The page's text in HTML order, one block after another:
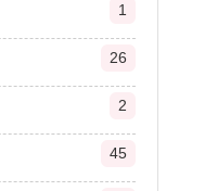
1
26
2
45